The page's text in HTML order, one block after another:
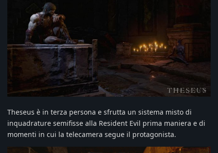
Theseus è in terza persona e sfrutta un sistema misto di
inquadrature semifisse alla Resident Evil prima maniera e di
momenti in cui la telecamera segue il protagonista.